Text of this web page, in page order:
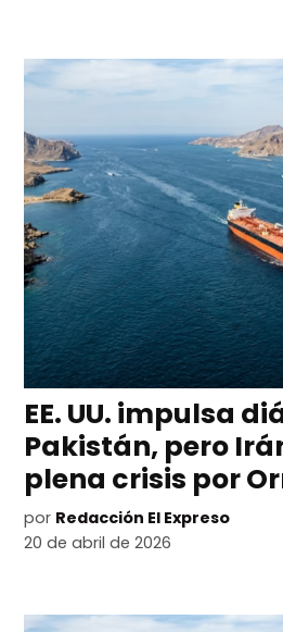
EE. UU. impulsa
Pakistán, pero
plena crisis por
por Redacción El Expreso
20 de abril de 2026